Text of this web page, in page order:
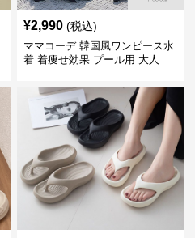
¥2,990 (税込)
ママコーデ 韓国風ワンピース水
着 着痩せ効果 プール用 大人